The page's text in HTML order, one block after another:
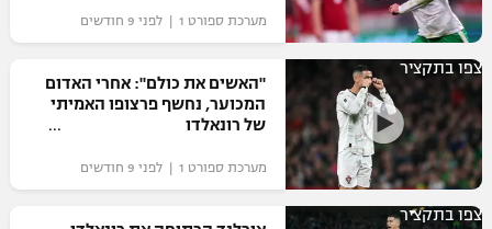
מערכת ספורט 1 | לפני 9 חודשים
צפו בתקציר
"האשים את כולם": אחרי האדום
המכוער, נחשף פרצופו האמיתי
של רונאלדו
מערכת ספורט 1 | לפני 9 חודשים
צפו בתקציר